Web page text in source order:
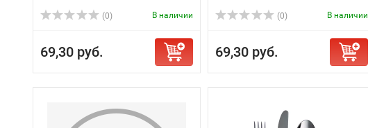
(0) В наличии
69,30 руб.
(0) В наличии
69,30 руб.